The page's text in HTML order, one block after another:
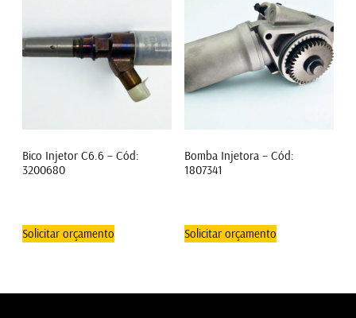
Bico Injetor C6.6 – Cód:
3200680
Solicitar orçamento
Bomba Injetora – Cód:
1807341
Solicitar orçamento